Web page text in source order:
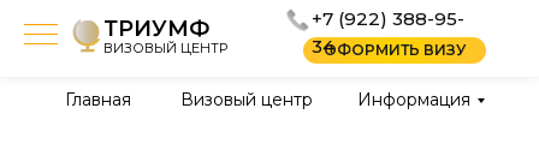
ОФОРМИТЬ ВИЗУ
+7 (922) 388-95-
34
Главная
ТРИУМФ
ВИЗОВЫЙ ЦЕНТР
Визовый центр Информация